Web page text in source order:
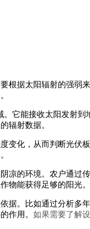
根据太阳辐射的强弱
它能接收太阳发射
辐射数据。
变化，从而判断光伏
凉的环境。农户通过
物能获得足够的阳光。
据。比如通过分析多
作用。 如果需要了解